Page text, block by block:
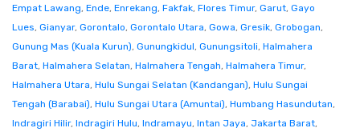
Empat Lawang, Ende, Enrekang, Fakfak, Flores Timur, Garut, Gayo
Lues, Gianyar, Gorontalo, Gorontalo Utara, Gowa, Gresik, Grobogan,
Gunung Mas (Kuala Kurun), Gunungkidul, Gunungsitoli, Halmahera
Barat, Halmahera Selatan, Halmahera Tengah, Halmahera Timur,
Halmahera Utara, Hulu Sungai Selatan (Kandangan), Hulu Sungai
Tengah (Barabai), Hulu Sungai Utara (Amuntai), Humbang Hasundutan,
Indragiri Hilir, Indragiri Hulu, Indramayu, Intan Jaya, Jakarta Barat,